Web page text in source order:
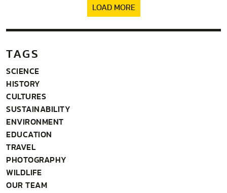
LOAD MORE
TAGS
SCIENCE
HISTORY
CULTURES
SUSTAINABILITY
ENVIRONMENT
EDUCATION
TRAVEL
PHOTOGRAPHY
WILDLIFE
OUR TEAM